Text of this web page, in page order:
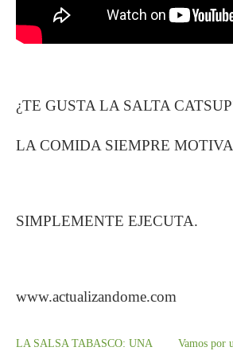
¿TE GUSTA LA SALTA
LA COMIDA SIEMPRE
SIMPLEMENTE EJECUTA.
www.actualizandome.com
LA SALSA TABASCO: UNA
Vamos por